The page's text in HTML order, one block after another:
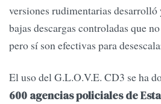
versiones rudimentarias
bajas descargas controladas que
pero sí son efectivas para
El uso del G.L.O.V.E. CD3 se ha
600 agencias policiales de